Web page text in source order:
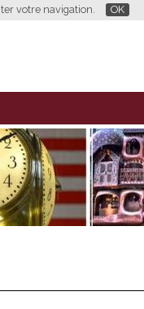
votre navigation. OK